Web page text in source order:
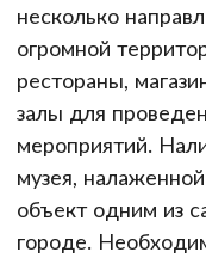
несколько
огромной
рестораны,
залы для
мероприятий.
музея,
объект одним из
городе.